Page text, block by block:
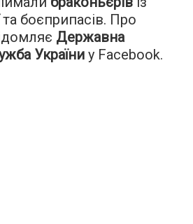
та боєприпасів. Про
Державна
України у Facebook.